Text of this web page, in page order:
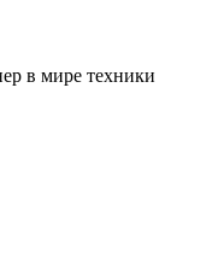
в мире техники